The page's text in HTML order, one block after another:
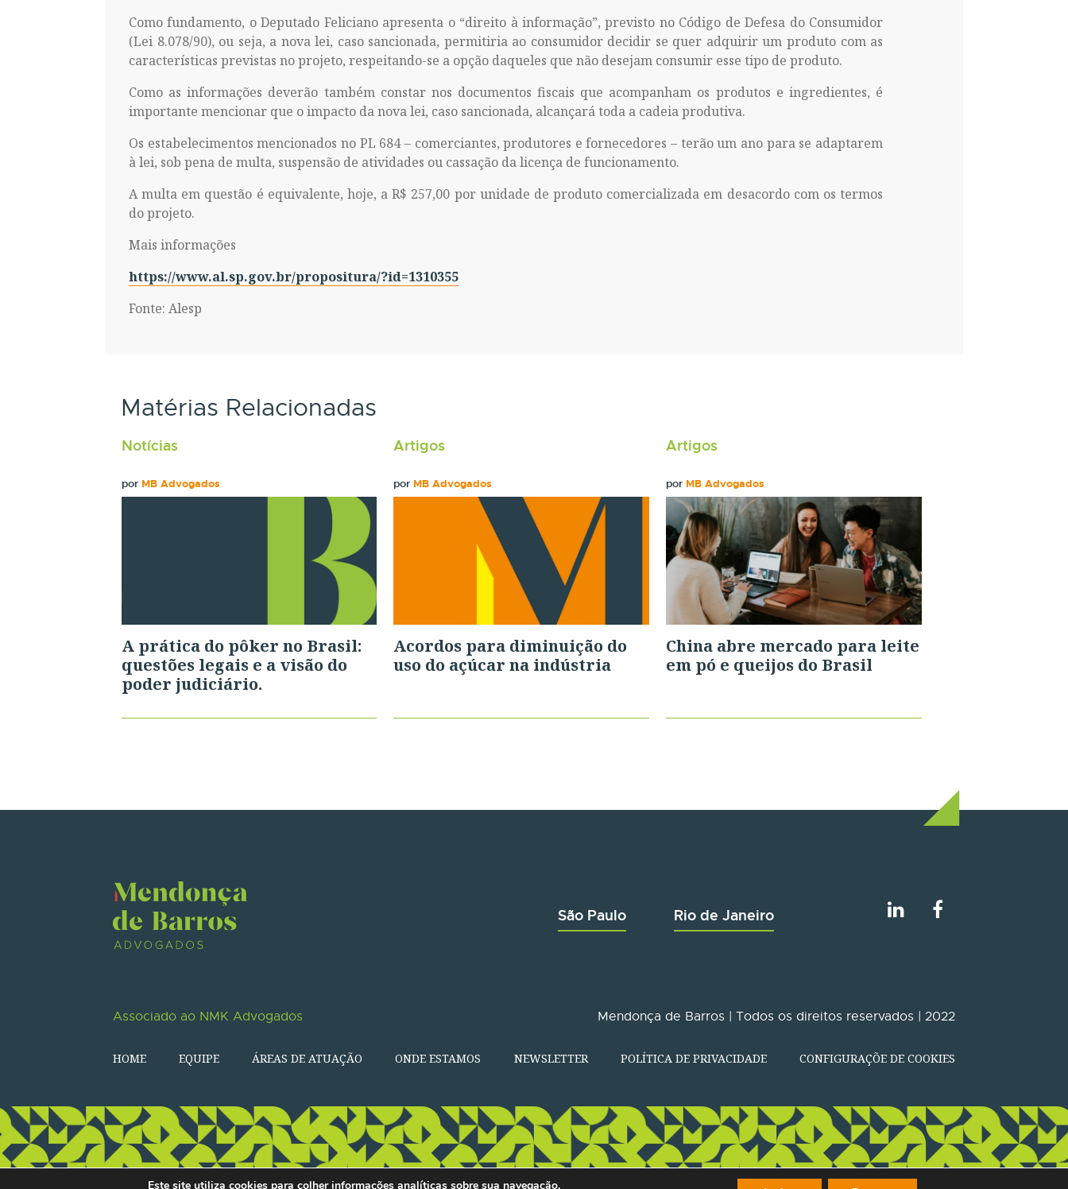
Como fundamento, o Deputado Feliciano apresenta o “direito à informação”, previsto no Código de Defesa do Consumidor
(Lei 8.078/90), ou seja, a nova lei, caso sancionada, permitiria ao consumidor decidir se quer adquirir um produto com as
características previstas no projeto, respeitando-se a opção daqueles que não desejam consumir esse tipo de produto.
Como as informações deverão também constar nos documentos fiscais que acompanham os produtos e ingredientes, é
importante mencionar que o impacto da nova lei, caso sancionada, alcançará toda a cadeia produtiva.
Os estabelecimentos mencionados no PL 684 – comerciantes, produtores e fornecedores – terão um ano para se adaptarem
à lei, sob pena de multa, suspensão de atividades ou cassação da licença de funcionamento.
A multa em questão é equivalente, hoje, a R$ 257,00 por unidade de produto comercializada em desacordo com os termos
do projeto.
Mais informações
https://www.al.sp.gov.br/propositura/?id=1310355
Fonte: Alesp
Matérias Relacionadas
Notícias
por MB Advogados
A prática do pôker no Brasil:
questões legais e a visão do
poder judiciário.
Artigos
por MB Advogados
Acordos para diminuição do
uso do açúcar na indústria
Artigos
por MB Advogados
China abre mercado para leite
em pó e queijos do Brasil
São Paulo Rio de Janeiro
Associado ao NMK Advogados Mendonça de Barros | Todos os direitos reservados | 2022
HOME EQUIPE ÁREAS DE ATUAÇÃO ONDE ESTAMOS NEWSLETTER POLÍTICA DE PRIVACIDADE CONFIGURAÇÕE DE COOKIES
Este site utiliza cookies para colher informações analíticas sobre sua navegação.